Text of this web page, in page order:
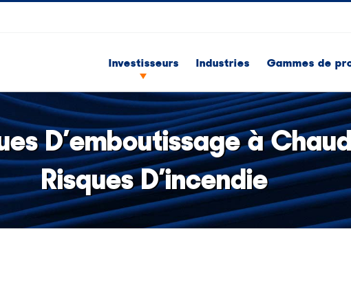
Investisseurs Industries Gammes de
D’emboutissage à
Risques D’incendie